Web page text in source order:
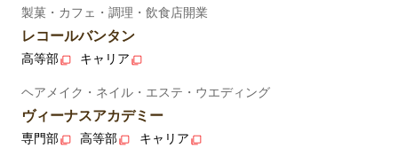
製菓・カフェ・調理・飲食店開業
レコールバンタン
高等部 キャリア
ヘアメイク・ネイル・エステ・ウエディング
ヴィーナスアカデミー
専門部 高等部 キャリア